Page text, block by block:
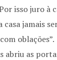
isso juro à
casa jamais
oblações”.
abriu as